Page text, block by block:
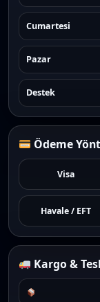
Cumartesi
Pazar
Destek
Ödeme
Visa
Havale / EFT
Kargo &